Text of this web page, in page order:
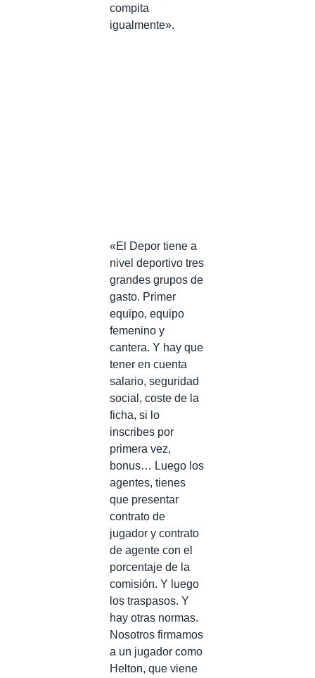
compita
igualmente».
«El Depor tiene a
nivel deportivo tres
grandes grupos de
gasto. Primer
equipo, equipo
femenino y
cantera. Y hay que
tener en cuenta
salario, seguridad
social, coste de la
ficha, si lo
inscribes por
primera vez,
bonus… Luego los
agentes, tienes
que presentar
contrato de
jugador y contrato
de agente con el
porcentaje de la
comisión. Y luego
los traspasos. Y
hay otras normas.
Nosotros firmamos
a un jugador como
Helton, que viene